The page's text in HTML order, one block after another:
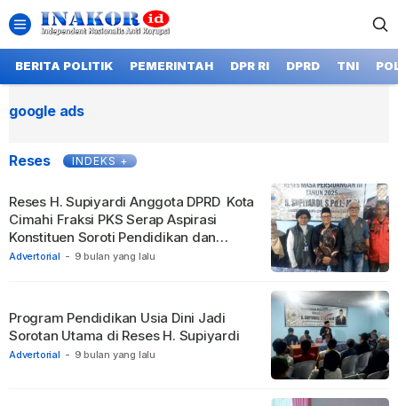
BERITA POLITIK PEMERINTAH DPR RI DPRD TNI
google ads
Reses INDEKS +
Advertorial - 9 bulan yang lalu
Reses H. Supiyardi Anggota DPRD Kota
Cimahi Fraksi PKS Serap Aspirasi
Konstituen Soroti Pendidikan dan
Kesehatan
Advertorial - 9 bulan yang lalu
Program Pendidikan Usia Dini Jadi
Sorotan Utama di Reses H. Supiyardi